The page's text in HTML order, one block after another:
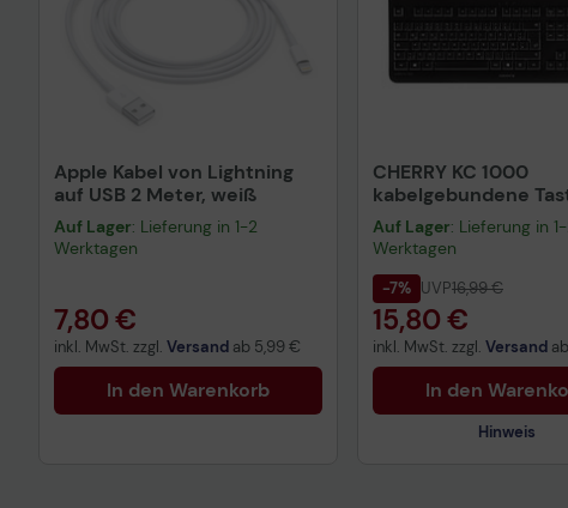
Apple Kabel von Lightning
auf USB 2 Meter, weiß
Auf Lager: Lieferung in 1-2
Werktagen
7,80 €
inkl. MwSt. zzgl. Versand ab 5,99 €
In den Warenkorb
CHERRY KC 1000
kabelgebundene
QWERTZ DE -
Auf Lager: Lieferung in
Werktagen
-7% UVP16,99 €
15,80 €
inkl. MwSt. zzgl. Versand ab
In den
Hinweis